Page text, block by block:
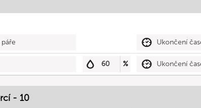
Ukončení
60 % Ukončení
- 10